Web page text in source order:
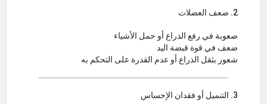
2. ضعف العضلات
صعوبة في رفع الذراع أو حمل الأشياء
ضعف في قوة قبضة اليد
شعور بثقل الذراع أو عدم القدرة على التحكم به
3. التنميل أو فقدان الإحساس